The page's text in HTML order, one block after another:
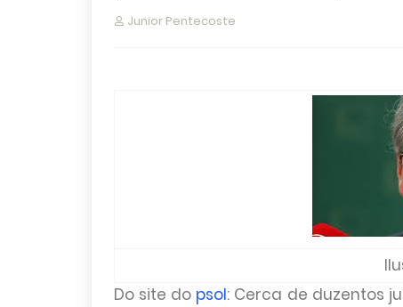
Junior Pentecoste
Do site do psol: Cerca de duzentos